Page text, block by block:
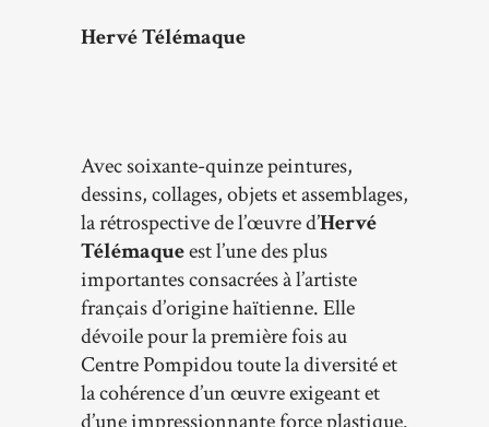
Hervé Télémaque
Avec soixante-quinze peintures,
dessins, collages, objets et assemblages,
la rétrospective de l’œuvre d’Hervé
Télémaqueest l’une des plus
importantes consacrées à l’artiste
français d’origine haïtienne. Elle
dévoile pour la première fois au
Centre Pompidou toute la diversité et
la cohérence d’un œuvre exigeant et